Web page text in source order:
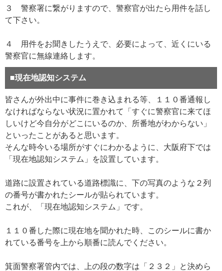
３ 警察署に繋がりますので、警察官が出たら用件を話し
て下さい。
４ 用件をお聞きしたうえで、必要によって、近くにいる
警察官に無線連絡します。
■現在地認知システム
皆さんが外出中に事件に巻き込まれる等、１１０番通報し
なければならない状況に置かれて「すぐに警察官に来てほ
しいけど今自分がどこにいるのか、所番地がわからない」
といったことがあると思います。
そんな時今いる場所がすぐにわかるように、大阪府下では
「現在地認知システム」を設置しています。
道路に設置されている道路標識に、下の写真のような２列
の番号が書かれたシールが貼られています。
これが、「現在地認知システム」です。
１１０番した際に現在地を聞かれた時、このシールに書か
れている番号を上から順番に読んでください。
箕面警察署管内では、上の段の数字は「２３２」と決めら